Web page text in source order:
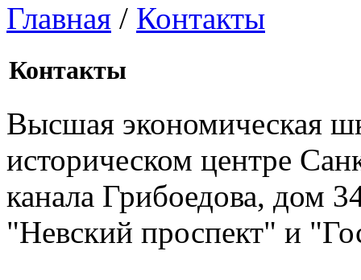
Главная / Контакты
Контакты
Высшая экономическая
историческом центре
канала Грибоедова, дом
"Невский проспект" и